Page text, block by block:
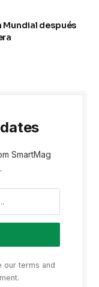
Mundial después
SmartMag
our terms and